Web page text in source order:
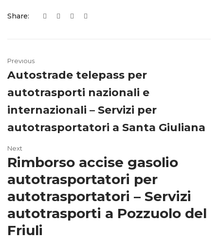
Share:
Previous
Autostrade telepass per
autotrasporti nazionali e
internazionali – Servizi per
autotrasportatori a Santa Giuliana
Next
Rimborso accise gasolio
autotrasportatori per
autotrasportatori – Servizi
autotrasporti a Pozzuolo del
Friuli